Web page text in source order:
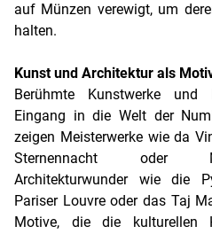
auf Münzen verewigt, um
halten.
Kunst und Architektur als
Berühmte Kunstwerke und
Eingang in die Welt der
zeigen Meisterwerke wie da
Sternennacht oder
Architekturwunder wie die
Pariser Louvre oder das Taj
Motive, die die kulturellen